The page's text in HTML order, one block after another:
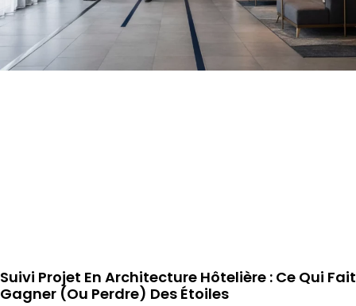
Suivi Projet En Architecture Hôtelière : Ce Qui Fait
Gagner (ou Perdre) Des Étoiles